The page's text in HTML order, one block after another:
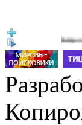
http://